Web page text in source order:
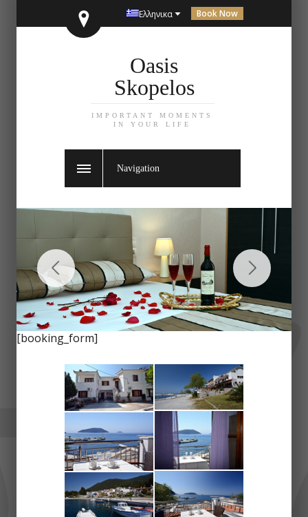
Book Now
Ελληνικα
Oasis
Skopelos
IMPORTANT MOMENTS
IN YOUR LIFE
Navigation
[booking_form]